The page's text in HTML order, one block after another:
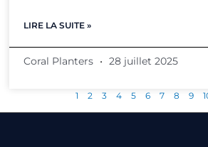
LIRE LA SUITE »
Coral Planters 28 juillet 2025
1 2 3 4 5 6 7 8 9